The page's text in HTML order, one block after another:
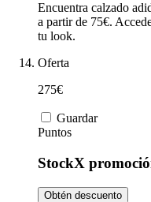
Encuentra calzado
a partir de 75€.
tu look.
Oferta
275€
Guardar
Puntos
StockX
Obtén descuento